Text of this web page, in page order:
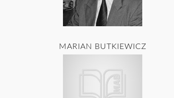
MARIAN BUTKIEWICZ